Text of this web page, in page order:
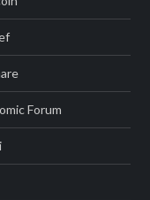
Forum